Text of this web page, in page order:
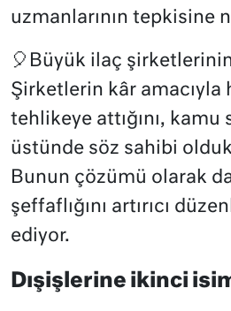
uzmanlarının tepkisine
🎈Büyük ilaç
Şirketlerin kâr amacıyla
tehlikeye attığını, kamu
üstünde söz sahibi
Bunun çözümü olarak
şeffaflığını artırıcı
ediyor.
Dışişlerine ikinci